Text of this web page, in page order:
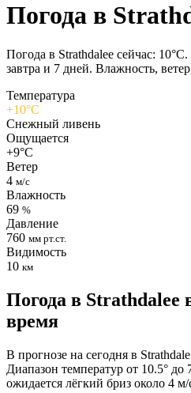
Погода в
Погода в Strathdaleе сейчас:
завтра и 7 дней. Влажность,
Температура
+10°C
Снежный ливень
Ощущается
+9°C
Ветер
4 м/с
Влажность
69 %
Давление
760 мм рт.ст.
Видимость
10 км
Погода в Strathdaleе
время
В прогнозе на сегодня в
Диапазон температур от 10.5°
ожидается лёгкий бриз около 4